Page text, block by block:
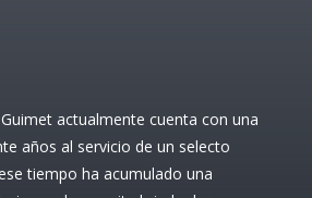
actualmente cuenta con una
años al servicio de un selecto
tiempo ha acumulado una